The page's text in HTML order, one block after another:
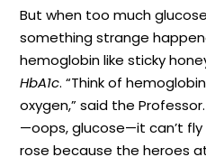
But when too much
something strange
hemoglobin like sticky
HbA1c. “Think of
oxygen,” said the
—oops, glucose—it can’t fly
rose because the heroes